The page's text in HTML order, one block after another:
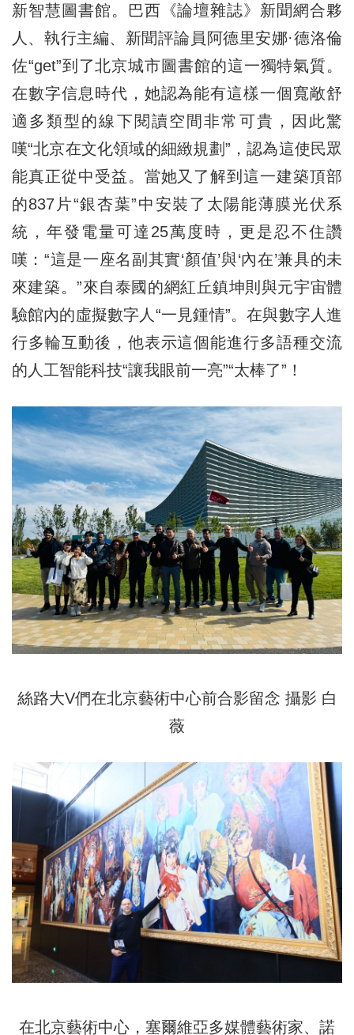
新智慧圖書館。巴西《論壇雜誌》新聞網合夥
人、執行主編、新聞評論員阿德里安娜·德洛倫
佐“get”到了北京城市圖書館的這一獨特氣質。
在數字信息時代，她認為能有這樣一個寬敞舒
適多類型的線下閱讀空間非常可貴，因此驚
嘆“北京在文化領域的細緻規劃”，認為這使民眾
能真正從中受益。當她又了解到這一建築頂部
的837片“銀杏葉”中安裝了太陽能薄膜光伏系
統，年發電量可達25萬度時，更是忍不住讚
嘆：“這是一座名副其實‘顏值’與‘內在’兼具的未
來建築。”來自泰國的網紅丘鎮坤則與元宇宙體
驗館內的虛擬數字人“一見鍾情”。在與數字人進
行多輪互動後，他表示這個能進行多語種交流
的人工智能科技“讓我眼前一亮”“太棒了”！
絲路大V們在北京藝術中心前合影留念 攝影 白
薇
在北京藝術中心，塞爾維亞多媒體藝術家、諾